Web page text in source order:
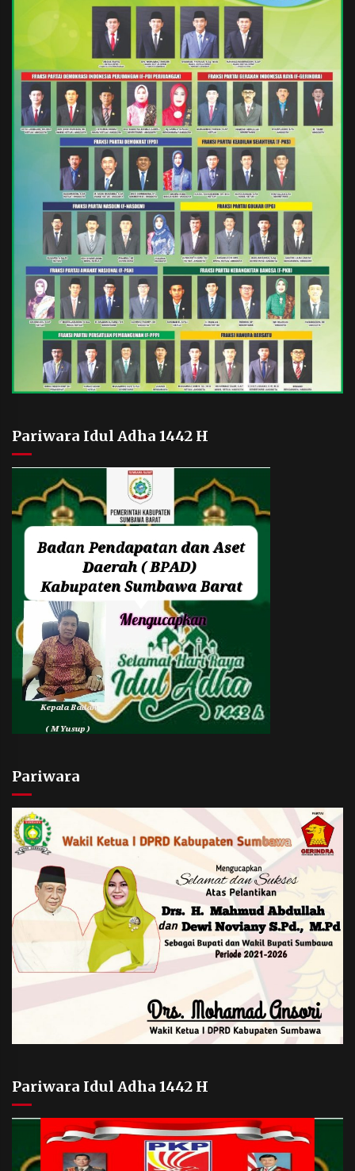
Pariwara Idul Adha 1442 H
Pariwara
Pariwara Idul Adha 1442 H